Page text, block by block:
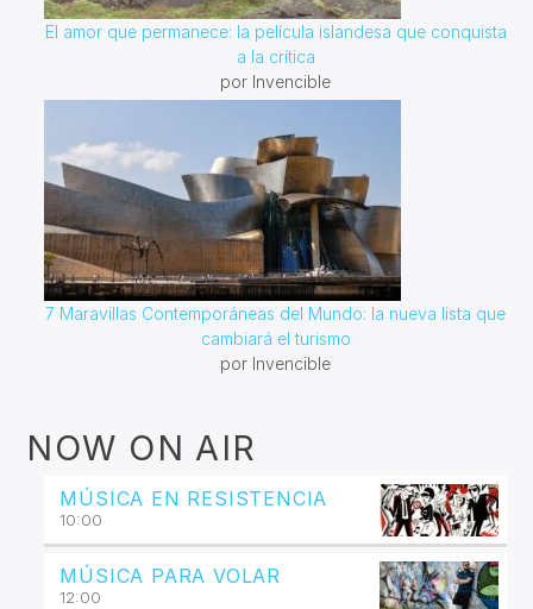
El amor que permanece: la película islandesa que conquista
a la crítica
por Invencible
7 Maravillas Contemporáneas del Mundo: la nueva lista que
cambiará el turismo
por Invencible
NOW ON AIR
MÚSICA EN RESISTENCIA
10:00
MÚSICA PARA VOLAR
12:00